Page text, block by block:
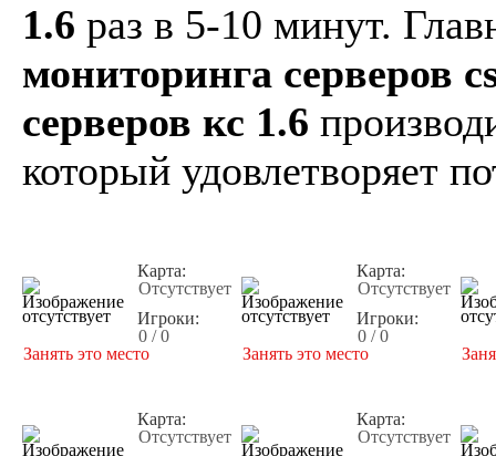
1.6 раз в 5-10 минут.
мониторинга серверов
серверов кс 1.6
который удовлетворяет
Карта:
Отсутствует
Игроки:
0 / 0
Занять это место
Карта:
Отсутствует
Игроки:
0 / 0
Занять это место
Карта:
Отсутствует
Карта:
Отсутствует